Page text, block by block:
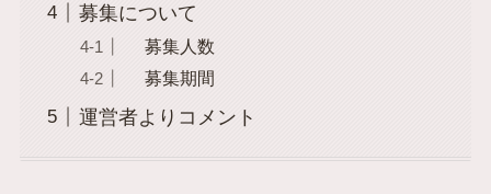
募集について
募集人数
募集期間
運営者よりコメント